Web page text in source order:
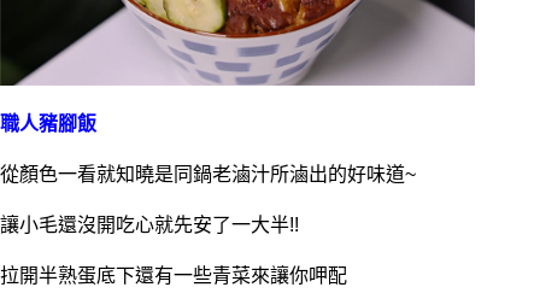
職人豬腳飯
從顏色一看就知曉是同鍋老滷汁所滷出的好味道~
讓小毛還沒開吃心就先安了一大半!!
拉開半熟蛋底下還有一些青菜來讓你呷配